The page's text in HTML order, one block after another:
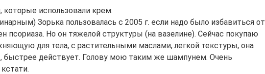
использовали крем:
Зорька пользовалась с 2005 г. если надо было избавиться от
псориаза. Но он тяжелой структуры (на вазелине). Сейчас покупаю
для тела, с растительными маслами, легкой текстуры, она
быстрее действует. Голову мою таким же шампунем. Очень